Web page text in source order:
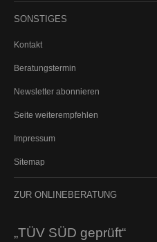
LKW
PRIVATE ALTERSVORSORGE
Private Rentenversicherung
Riester-Rente
BETRIEBLICHE ALTERSVORSORGE
Unterstützungskasse
SONSTIGES
Kontakt
Beratungstermin
Newsletter abonnieren
Seite weiterempfehlen
Impressum
Sitemap
ZUR ONLINEBERATUNG
„TÜV SÜD geprüft“